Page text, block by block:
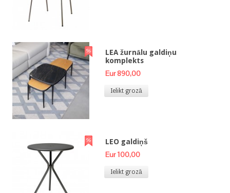
LEA žurnālu galdiņu
komplekts
Eur 890,00
Ielikt grozā
LEO galdiņš
Eur 100,00
Ielikt grozā